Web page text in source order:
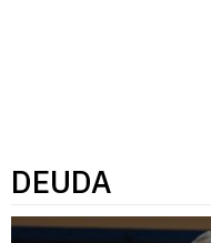
DEUDA